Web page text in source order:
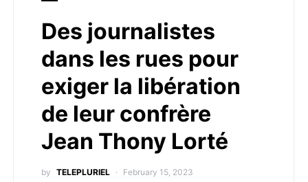
Des journalistes
dans les rues pour
exiger la libération
de leur confrère
Jean Thony Lorté
by TELEPLURIEL February 15, 2023